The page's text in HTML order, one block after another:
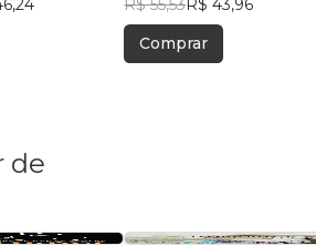
R$ 55,53R$ 43,96
Comprar
de